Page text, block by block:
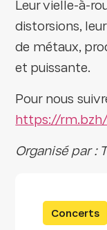
Leur vielle-à-
distorsions,
de métaux,
et puissante.
Pour nous
https://
Organisé par :
Concerts